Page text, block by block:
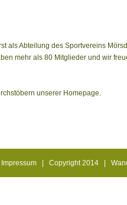
als Abteilung des Sportvereins
mehr als 80 Mitglieder und wir
unserer Homepage.
Impressum| Copyright 2014 |